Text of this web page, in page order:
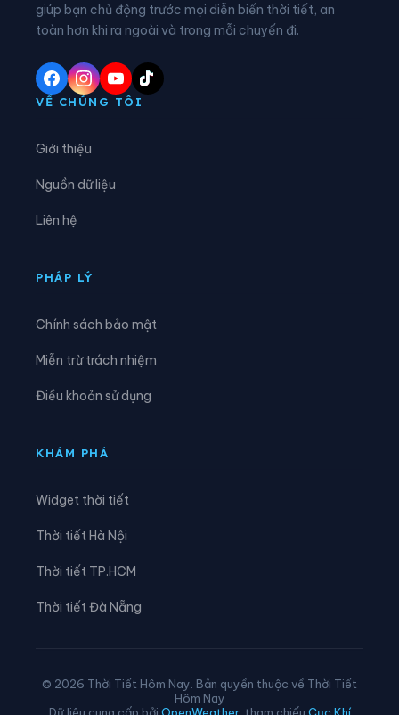
Xã Giáp Trung Xã Hàm Yên
Xã Hồ Thầu
Xã Hoàng Su Phì
Xã Kim Bình
Xã Mèo Vạc
Xã Phố Bảng
giúp bạn chủ động trước mọi diễn biến thời tiết, an
toàn hơn khi ra ngoài và trong mỗi chuyến đi.
VỀ CHÚNG TÔI
Giới thiệu
Nguồn dữ liệu
Liên hệ
PHÁP LÝ
Chính sách bảo mật
Miễn trừ trách nhiệm
Điều khoản sử dụng
KHÁM PHÁ
Widget thời tiết
Thời tiết Hà Nội
Thời tiết TP.HCM
Thời tiết Đà Nẵng
© 2026 Thời Tiết Hôm Nay. Bản quyền thuộc về Thời Tiết
Hôm Nay